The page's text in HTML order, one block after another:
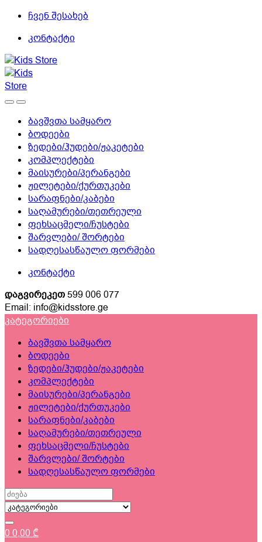
Skip
navigation
Skip
content
ჩვენ შესახებ
კონტაქტი
ბავშვთა სამყარო
ბოდეები
ზედები/ჰუდები/ჟაკეტები
კომპლექტები
მაისურები/პერანგები
ჟილეტები/ქურთუკები
სარაფნები/კაბები
საღამურები/თეთრეული
ფეხსაცმელი/ჩუსტები
შარვლები/ შორტები
სადღესასწაულო ფორმები
კონტაქტი
დაგვირეკეთ599 006 077
Email: info@kidsstore.ge
კატეგორიები
ბავშვთა სამყარო
ბოდეები
ზედები/ჰუდები/ჟაკეტები
კომპლექტები
მაისურები/პერანგები
ჟილეტები/ქურთუკები
სარაფნები/კაბები
საღამურები/თეთრეული
ფეხსაცმელი/ჩუსტები
შარვლები/ შორტები
სადღესასწაულო ფორმები
Search
for:
0 0,00 ₾